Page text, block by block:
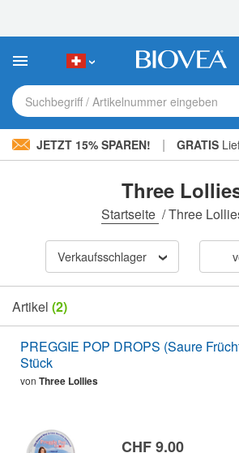
Sie:
Website
ein
Barrierefreiheitssystem.
Suchbegriff / Artikelnummer eingeben
JETZT 15% SPAREN! | GRATIS
Three
Startseite /Three
Verkaufsschlager
Artikel (2)
PREGGIE POP DROPS (Saure
Stück
von Three Lollies
CHF 9.00